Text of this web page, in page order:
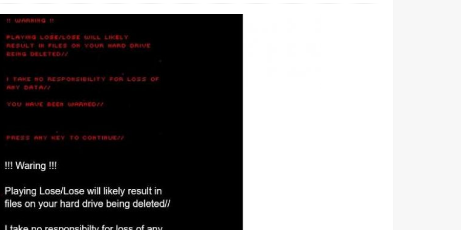
die Handynummer unsichtbar – Die Benutzernamen kommen
– Verbraucherrechte bei Online-Kündigung gestärkt
näher – Viele setzen trotzdem immer noch auf Kupfernetz